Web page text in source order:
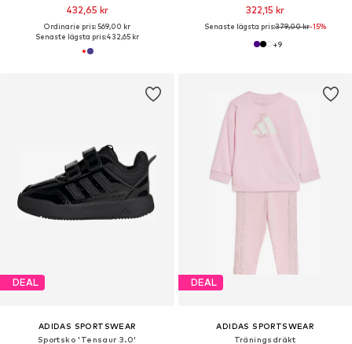
432,65 kr
Ordinarie pris: 569,00 kr
Senaste lägsta pris:432,65 kr
322,15 kr
Senaste lägsta pris:379,00 kr-15%
+9
DEAL
ADIDAS SPORTSWEAR
Sportsko 'Tensaur 3.0'
DEAL
ADIDAS SPORTSWEAR
Träningsdräkt